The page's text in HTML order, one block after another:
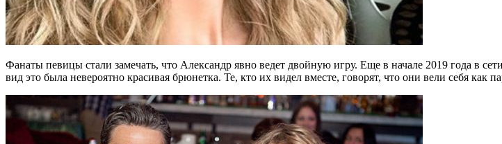
Фанаты певицы стали замечать, что Александр явно ведет двойную игру. Еще в начале 2019 года в
вид это была невероятно красивая брюнетка. Те, кто их видел вместе, говорят, что они вели себя